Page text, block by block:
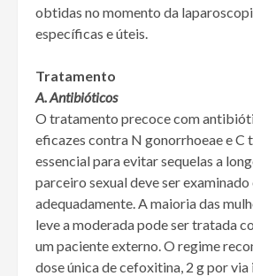
obtidas no momento da
específicas e úteis.
Tratamento
A. Antibióticos
O tratamento precoce com
eficazes contra N gonorrhoeae e C
essencial para evitar sequelas a
parceiro sexual deve ser
adequadamente. A maioria das
leve a moderada pode ser tratada
um paciente externo. O regime
dose única de cefoxitina, 2 g por via